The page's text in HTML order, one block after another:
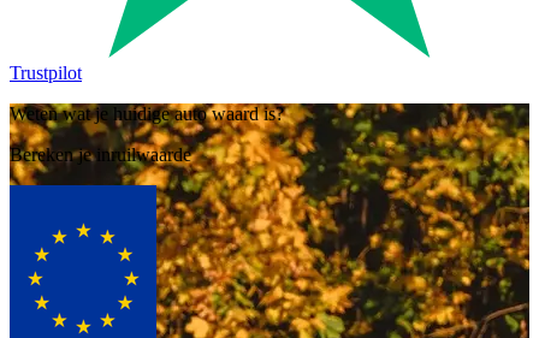
Trustpilot
Weten wat je huidige auto waard is?
Bereken je inruilwaarde